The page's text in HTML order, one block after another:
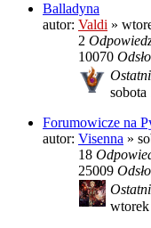
Balladyna
autor: Valdi »
2
10070
Forumowicze na
autor: Visenna »
18
25009
wtorek